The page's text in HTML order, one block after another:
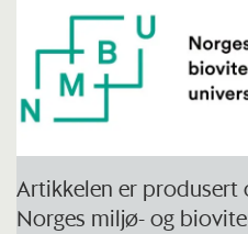
Artikkelen er produsert
Norges miljø- og